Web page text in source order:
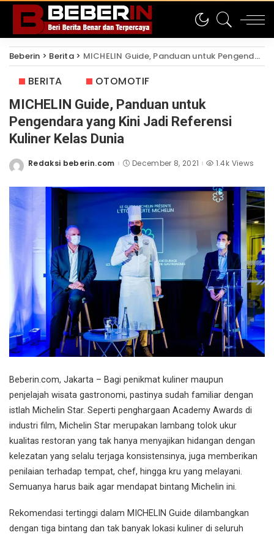
Beberin > Berita> MICHELIN Guide, Panduan untuk Pengendara yang Kini Jadi Referensi Kuliner Kelas Dunia
BERITA OTOMOTIF
MICHELIN Guide, Panduan untuk
Pengendara yang Kini Jadi Referensi
Kuliner Kelas Dunia
Posted
Redaksi beberin.com December 8, 2021 1.4k Views
Beberin.com, Jakarta – Bagi penikmat kuliner maupun
penjelajah wisata gastronomi, pastinya sudah familiar dengan
istlah Michelin Star. Seperti penghargaan Academy Awards di
industri film, Michelin Star merupakan lambang tolok ukur
kualitas restoran yang tak hanya menyajikan hidangan dengan
kelezatan yang selalu terjaga konsistensinya, juga memberikan
penilaian terhadap tempat, chef, hingga kru yang melayani.
Semuanya harus baik agar mendapat bintang Michelin ini.
Rekomendasi tertinggi dalam MICHELIN Guide dilambangkan
dengan tiga bintang dan tak banyak lokasi kuliner di seluruh